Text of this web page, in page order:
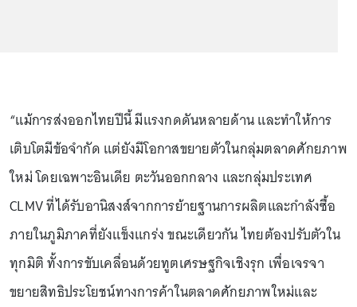
“แม้การส่งออกไทยปีนี้ มีแรงกดดันหลายด้าน และทำให้การ
เติบโตมีข้อจำกัด แต่ยังมีโอกาสขยายตัวในกลุ่มตลาดศักยภาพ
ใหม่ โดยเฉพาะอินเดีย ตะวันออกกลาง และกลุ่มประเทศ
CLMV ที่ได้รับอานิสงส์จากการย้ายฐานการผลิตและกำลังซื้อ
ภายในภูมิภาคที่ยังแข็งแกร่ง ขณะเดียวกัน ไทยต้องปรับตัวใน
ทุกมิติ ทั้งการขับเคลื่อนด้วยทูตเศรษฐกิจเชิงรุก เพื่อเจรจา
ขยายสิทธิประโยชน์ทางการค้าในตลาดศักยภาพใหม่และ